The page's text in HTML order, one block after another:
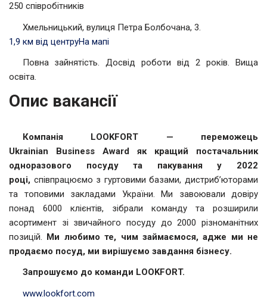
250 співробітників
Хмельницький, вулиця Петра Болбочана, 3.
1,9 км від центруНа мапі
Повна зайнятість. Досвід роботи від 2 років. Вища
освіта.
Опис вакансії
Компанія LOOKFORT — переможець
Ukrainian
Business Award як
кращий постачальник
одноразового посуду та
пакування у
2022
році, співпрацюємо з гуртовими базами, дистриб’юторами
та топовими закладами України. Ми завоювали довіру
понад 6000 клієнтів, зібрали команду та розширили
асортимент зі звичайного посуду до 2000 різноманітних
позицій. Ми любимо те, чим займаємося, адже ми не
продаємо посуд, ми вирішуємо завдання бізнесу.
Запрошуємо до команди LOOKFORT.
www.lookfort.com